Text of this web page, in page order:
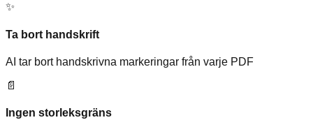
✨
Ta bort handskrift
AI tar bort handskrivna markeringar från varje PDF
📄
Ingen storleksgräns